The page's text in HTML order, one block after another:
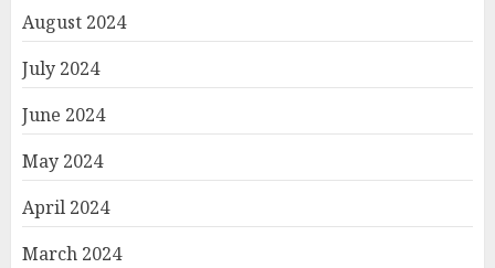
August 2024
July 2024
June 2024
May 2024
April 2024
March 2024